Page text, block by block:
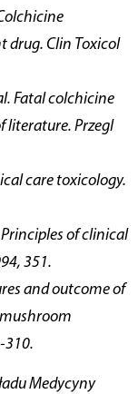
drug. Clin Toxicol
Fatal colchicine
literature. Przegl
care toxicology.
of clinical
351.
and outcome of
310.
Medycyny